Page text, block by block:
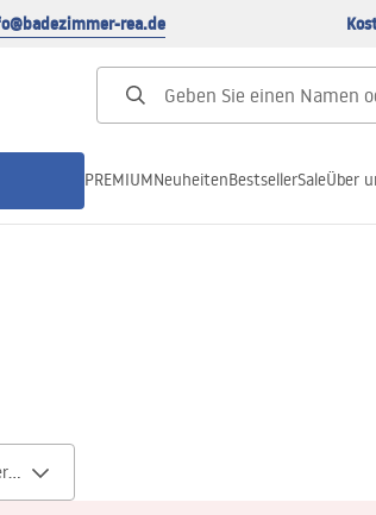
rea.de
PREMIUMNeuheitenBestsellerSaleÜber